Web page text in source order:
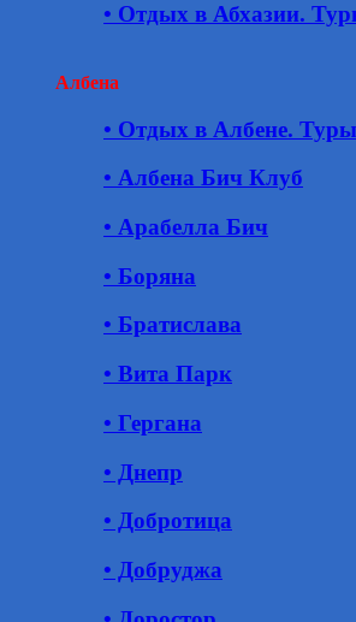
• Отдых в Абхазии.
Албена
• Отдых в Албене.
• Албена Бич Клуб
• Арабелла Бич
• Боряна
• Братислава
• Вита Парк
• Гергана
• Днепр
• Добротица
• Добруджа